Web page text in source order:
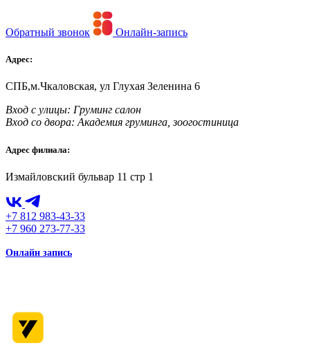
Обратный звонок Онлайн-запись
Адрес:
CПБ,м.Чкаловская, ул Глухая Зеленина 6
Вход с улицы: Груминг салон
Вход со двора: Академия груминга, зоогостиница
Адрес филиала:
Измайловский бульвар 11 стр 1
+7 812 983-43-33
+7 960 273-77-33
Онлайн запись